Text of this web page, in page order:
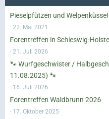
Pieselpfützen und Welpenküsse!
22. Mai 2021
Forentreffen in Schleswig-
21. Juli 2026
🐾 Wurfgeschwister /
11.08.2025) 🐾
16. Juli 2026
Forentreffen Waldbrunn 2026
17. Oktober 2025